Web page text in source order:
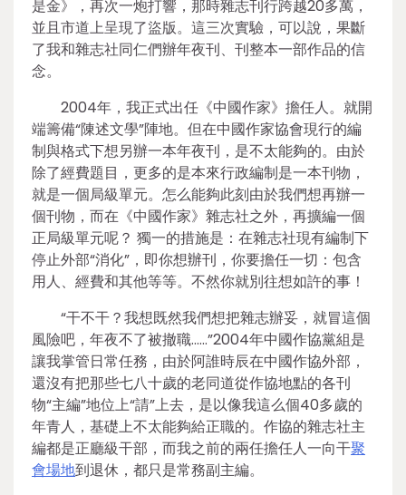
是金》，再次一炮打響，那時雜志刊行跨越20多萬，
並且市道上呈現了盜版。這三次實驗，可以說，果斷
了我和雜志社同仁們辦年夜刊、刊整本一部作品的信
念。
2004年，我正式出任《中國作家》擔任人。就開
端籌備“陳述文學”陣地。但在中國作家協會現行的編
制與格式下想另辦一本年夜刊，是不太能夠的。由於
除了經費題目，更多的是本來行政編制是一本刊物，
就是一個局級單元。怎么能夠此刻由於我們想再辦一
個刊物，而在《中國作家》雜志社之外，再擴編一個
正局級單元呢？ 獨一的措施是：在雜志社現有編制下
停止外部“消化”，即你想辦刊，你要擔任一切：包含
用人、經費和其他等等。不然你就別往想如許的事！
“干不干？我想既然我們想把雜志辦妥，就冒這個
風險吧，年夜不了被撤職……”2004年中國作協黨組是
讓我掌管日常任務，由於阿誰時辰在中國作協外部，
還沒有把那些七八十歲的老同道從作協地點的各刊
物“主編”地位上“請”上去，是以像我這么個40多歲的
年青人，基礎上不太能夠給正職的。作協的雜志社主
編都是正廳級干部，而我之前的兩任擔任人一向干聚
會場地到退休，都只是常務副主編。